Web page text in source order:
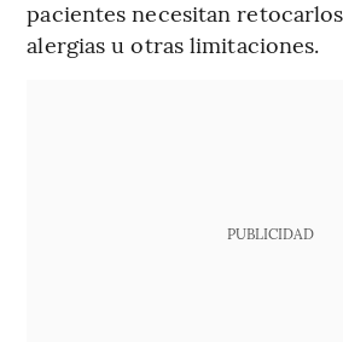
pacientes necesitan
alergias u otras limitaciones.
PUBLICIDAD